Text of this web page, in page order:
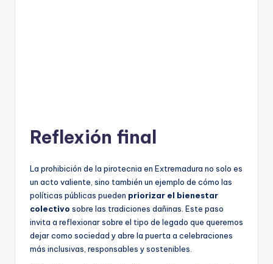
Reflexión final
La prohibición de la pirotecnia en Extremadura no solo es
un acto valiente, sino también un ejemplo de cómo las
políticas públicas pueden priorizar el bienestar
colectivo sobre las tradiciones dañinas. Este paso
invita a reflexionar sobre el tipo de legado que queremos
dejar como sociedad y abre la puerta a celebraciones
más inclusivas, responsables y sostenibles.